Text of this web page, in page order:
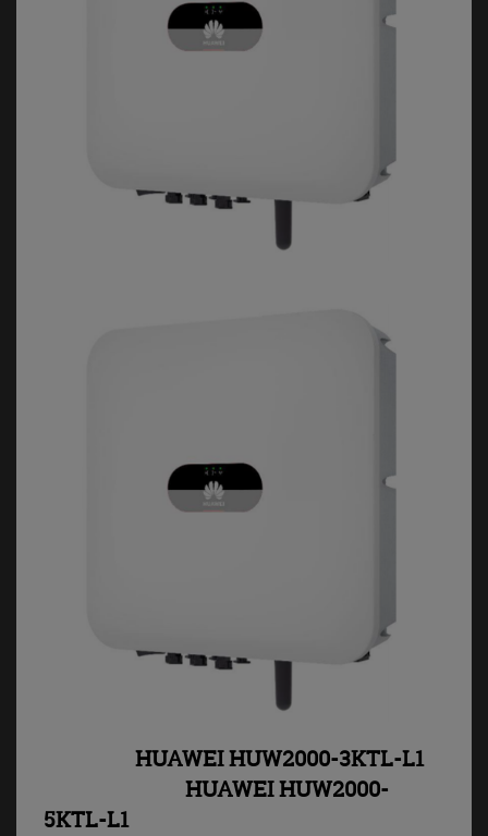
HUAWEI HUW2000-3KTL-L1
HUAWEI HUW2000-
5KTL-L1